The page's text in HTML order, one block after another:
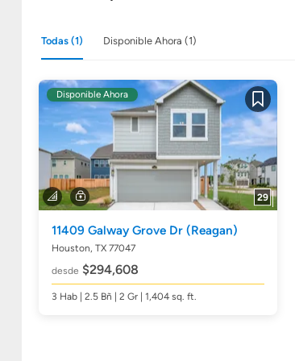
Todas (1) Disponible Ahora (1)
Guardar
29
Disponible Ahora
11409 Galway Grove Dr (Reagan)
Houston, TX 77047
desde $294,608
3 Hab | 2.5 Bñ | 2 Gr | 1,404 sq. ft.